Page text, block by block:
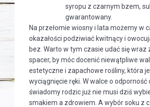
syropu z czarnym bzem,
gwarantowany.
Na przełomie wiosny i lata możemy w
okazałości podziwiać kwitnący i
bez. Warto w tym czasie udać się wraz
spacer, by móc docenić niewątpliwe
estetyczne i zapachowe rośliny, która
wyciągnięcie ręki. W walce o odporność
świadomy rodzic już nie musi dziś
smakiem a zdrowiem. A wybór soku z